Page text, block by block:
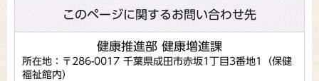
このページに関するお問い合わせ先
健康推進部 健康増進課
所在地：〒286-0017 千葉県成田市赤坂1丁目3番地1（保健
福祉館内）